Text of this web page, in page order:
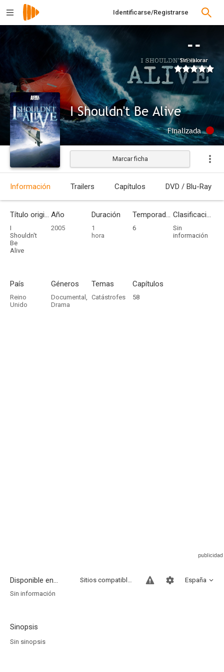
Identificarse/Registrarse
--
Sin valorar
I Shouldn't Be Alive
Finalizada
Marcar ficha
Información Trailers Capítulos DVD / Blu-Ray
Título original
I
Shouldn't
Be
Alive
Año
2005
Duración
1
hora
Temporadas
6
Clasificación por edades
Sin
información
País
Reino
Unido
Géneros
Documental ,
Drama
Temas
Catástrofes
Capítulos
58
Disponible en... España
Sitios compatibles
Sin información
Sinopsis
Sin sinopsis